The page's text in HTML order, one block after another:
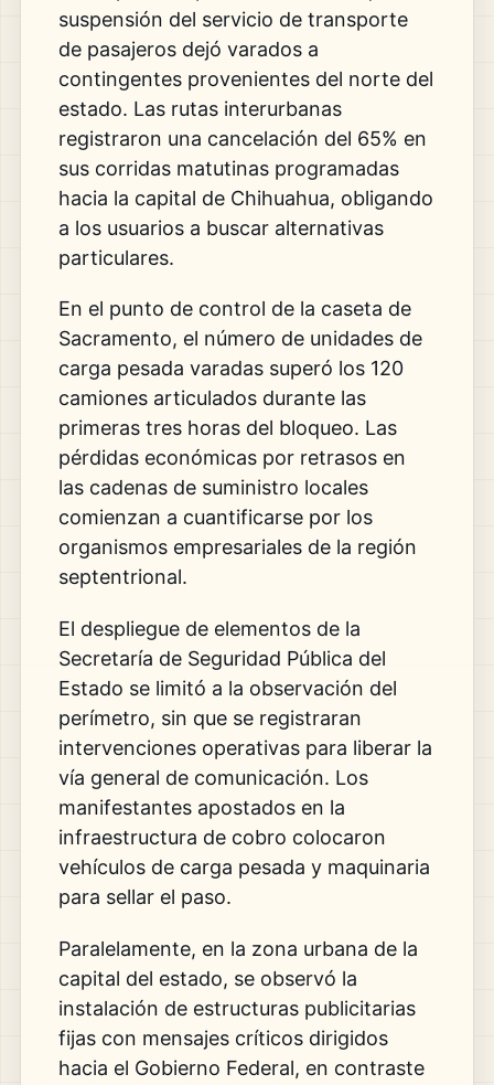
suspensión del servicio de transporte
de pasajeros dejó varados a
contingentes provenientes del norte del
estado. Las rutas interurbanas
registraron una cancelación del 65% en
sus corridas matutinas programadas
hacia la capital de Chihuahua, obligando
a los usuarios a buscar alternativas
particulares.
En el punto de control de la caseta de
Sacramento, el número de unidades de
carga pesada varadas superó los 120
camiones articulados durante las
primeras tres horas del bloqueo. Las
pérdidas económicas por retrasos en
las cadenas de suministro locales
comienzan a cuantificarse por los
organismos empresariales de la región
septentrional.
El despliegue de elementos de la
Secretaría de Seguridad Pública del
Estado se limitó a la observación del
perímetro, sin que se registraran
intervenciones operativas para liberar la
vía general de comunicación. Los
manifestantes apostados en la
infraestructura de cobro colocaron
vehículos de carga pesada y maquinaria
para sellar el paso.
Paralelamente, en la zona urbana de la
capital del estado, se observó la
instalación de estructuras publicitarias
fijas con mensajes críticos dirigidos
hacia el Gobierno Federal, en contraste